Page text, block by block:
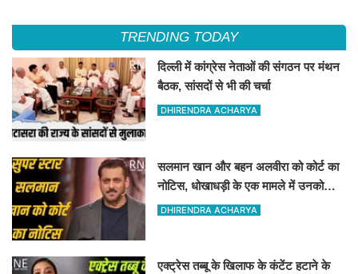
TRENDING TODAY
दिल्ली में कांग्रेस नेताओं की संगठन पर मंथन
बैठक, सांसदों से भी की चर्चा
DHIRENDRA ACHARYA
सलमान खान और बहन अलवीरा को कोर्ट का
नोटिस, धोखाधड़ी के एक मामले में उनको
नोटिस जारी किया गया है
DHIRENDRA ACHARYA
एक्ट्रेस तब्बू के खिलाफ के कंटेंट हटाने के